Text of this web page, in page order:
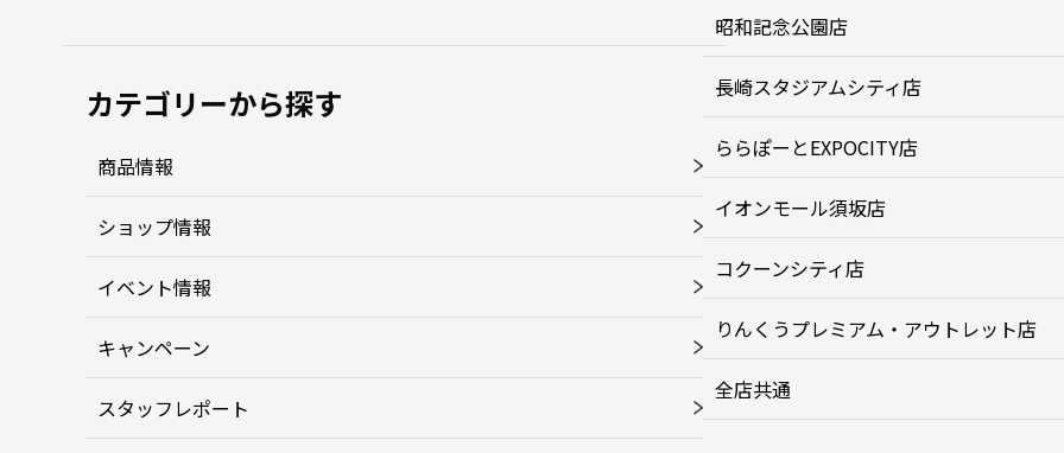
カテゴリーから探す
商品情報
ショップ情報
イベント情報
キャンペーン
スタッフレポート
昭和記念公園店
長崎スタジアムシティ店
ららぽーとEXPOCITY店
イオンモール須坂店
コクーンシティ店
りんくうプレミアム・アウトレット店
全店共通